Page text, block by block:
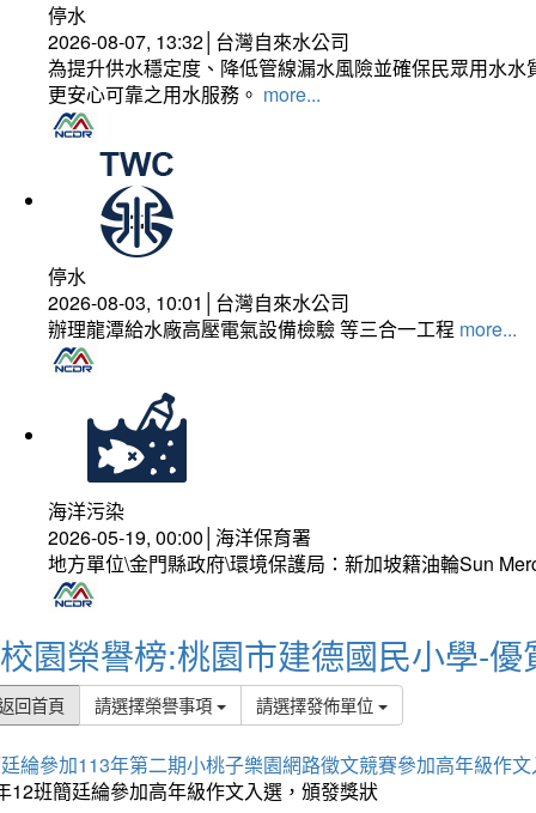
停水
2026-08-07, 13:32│台灣自來水公司
為提升供水穩定度、降低管線漏水風險並確保民眾用水
更安心可靠之用水服務。 more...
停水
2026-08-03, 10:01│台灣自來水公司
辦理龍潭給水廠高壓電氣設備檢驗 等三合一工程 more...
海洋污染
2026-05-19, 00:00│海洋保育署
地方單位\金門縣政府\環境保護局：新加坡籍油輪Sun
校園榮譽榜:桃園市建德國民小學-優
回首頁 請選擇榮譽事項 請選擇發佈單位
綸參加113年第二期小桃子樂園網路徵文競賽參加高年級作
12班簡廷綸參加高年級作文入選，頒發獎狀